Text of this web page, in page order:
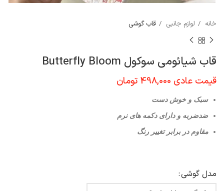
خانه لوازم جانبی قاب گوشی
قاب شیائومی سوکول Butterfly Bloom
قیمت عادی 498,000 تومان
سبک و خوش دست
ضدضربه و دارای دکمه های نرم
مقاوم در برابر تغییر رنگ
مدل گوشي